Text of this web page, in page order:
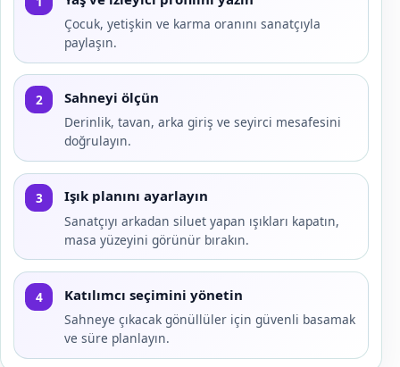
Çocuk, yetişkin ve karma oranını sanatçıyla
paylaşın.
2 Sahneyi ölçün
Derinlik, tavan, arka giriş ve seyirci mesafesini
doğrulayın.
3 Işık planını ayarlayın
Sanatçıyı arkadan siluet yapan ışıkları kapatın,
masa yüzeyini görünür bırakın.
4 Katılımcı seçimini yönetin
Sahneye çıkacak gönüllüler için güvenli basamak
ve süre planlayın.